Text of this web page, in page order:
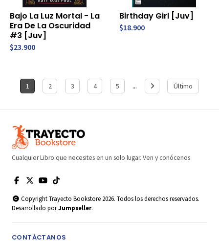
Bajo La Luz Mortal - La
Era De La Oscuridad
#3 [Juv]
$23.900
Birthday Girl [Juv]
$18.900
1 2 3 4 5 ... Último
Cualquier Libro que necesites en un solo lugar. Ven y conócenos
Copyright Trayecto Bookstore 2026. Todos los derechos reservados.
Desarrollado porJumpseller.
CONTÁCTANOS